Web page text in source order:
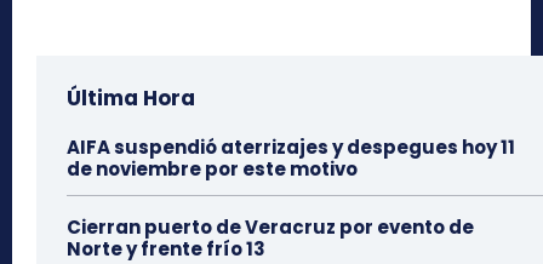
Última Hora
AIFA suspendió aterrizajes y despegues hoy 11
de noviembre por este motivo
Cierran puerto de Veracruz por evento de
Norte y frente frío 13